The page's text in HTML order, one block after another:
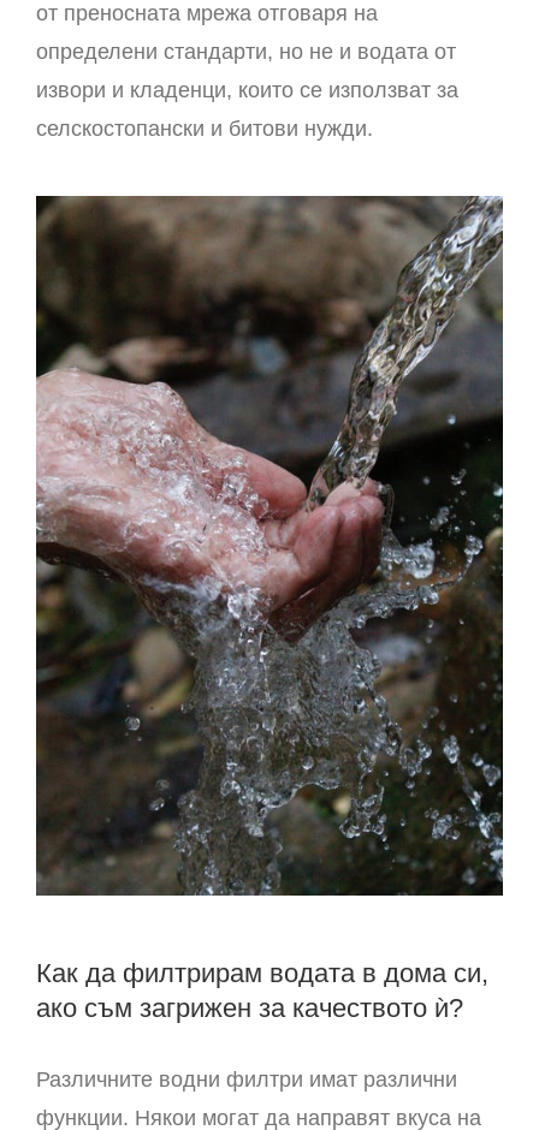
от преносната мрежа отговаря на
определени стандарти, но не и водата от
извори и кладенци, които се използват за
селскостопански и битови нужди.
Как да филтрирам водата в дома си,
ако съм загрижен за качеството ѝ?
Различните водни филтри имат различни
функции. Някои могат да направят вкуса на